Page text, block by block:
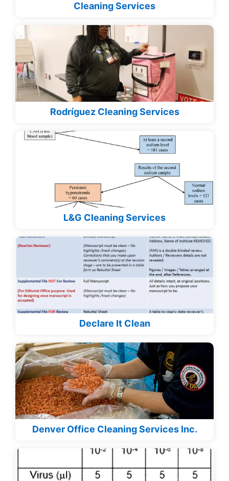
Cleaning Services
Rodríguez Cleaning Services
L&G Cleaning Services
Declare It Clean
Denver Office Cleaning Services Inc.